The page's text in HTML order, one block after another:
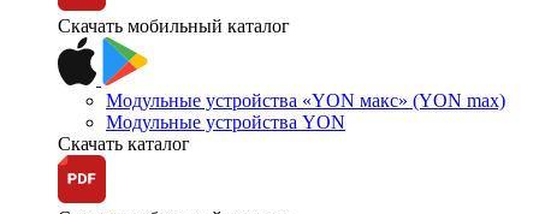
Скачать мобильный каталог
Модульные устройства «YON макс» (YON max)
Модульные устройства YON
Скачать каталог